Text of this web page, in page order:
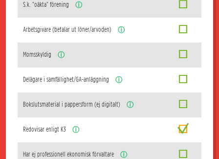
S.k. "oäkta" förening ⓘ
Arbetsgivare (betalar ut löner/arvoden) ⓘ
Momsskyldig ⓘ
Delägare i samfällighet/GA-anläggning ⓘ
Bokslutsmaterial i pappersform (ej digitalt) ⓘ
Redovisar enligt K3 ⓘ
Har ej professionell ekonomisk förvaltare ⓘ